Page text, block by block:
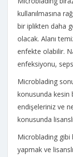
kullanılmasına
bir iplikten daha
olacak. Alanı
enfekte olabilir.
enfeksiyonu,
Microblading
konusunda kesin
endişeleriniz ve
konusunda
Microblading gibi
yapmak ve